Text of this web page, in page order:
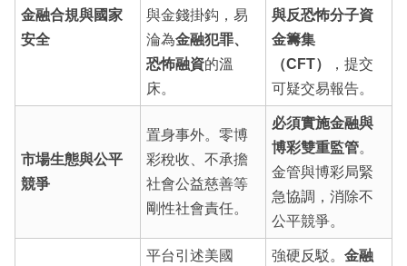
金融合規與國家
安全
與金錢掛鈎，易
淪為金融犯罪、
恐怖融資的溫
床。
與反恐怖分子資
金籌集
（CFT）
，提交
可疑交易報告。
市場生態與公平
競爭
置身事外。零博
彩稅收、不承擔
社會公益慈善等
剛性社會責任。
必須實施金融與
博彩雙重監管。
金管與博彩局緊
急協調，消除不
公平競爭。
平台引述美國
強硬反駁。 金融